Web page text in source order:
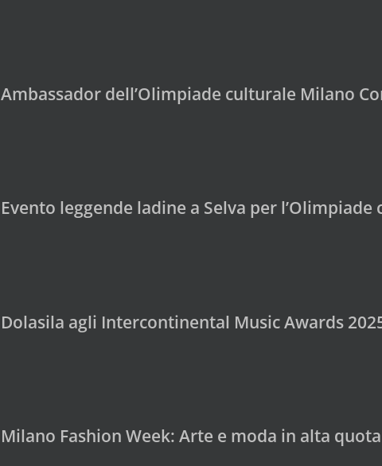
Ambassador dell’Olimpiade culturale Milano
Evento leggende ladine a Selva per l’Olimpiade
Dolasila agli Intercontinental Music Awards
Milano Fashion Week: Arte e moda in alta quota